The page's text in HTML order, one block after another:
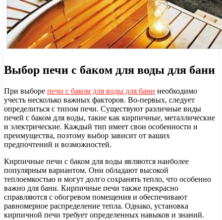
Выбор печи с баком для воды для бани
При выборе печи с баком для воды для бани необходимо
учесть несколько важных факторов. Во-первых, следует
определиться с типом печи. Существуют различные виды
печей с баком для воды, такие как кирпичные, металлические
и электрические. Каждый тип имеет свои особенности и
преимущества, поэтому выбор зависит от ваших
предпочтений и возможностей.
Кирпичные печи с баком для воды являются наиболее
популярным вариантом. Они обладают высокой
теплоемкостью и могут долго сохранять тепло, что особенно
важно для бани. Кирпичные печи также прекрасно
справляются с обогревом помещения и обеспечивают
равномерное распределение тепла. Однако, установка
кирпичной печи требует определенных навыков и знаний.